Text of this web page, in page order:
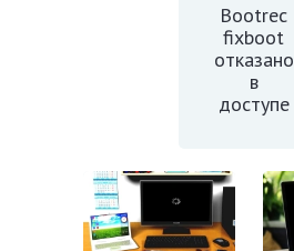
Bootrec
fixboot
отказано
в
доступе